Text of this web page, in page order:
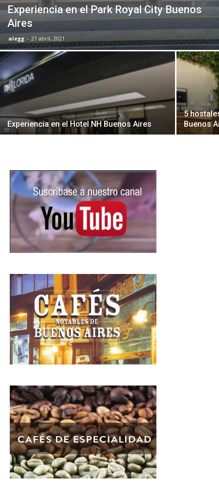
Experiencia en el Park Royal City Buenos
Aires
alegg - 21 abril, 2021
Experiencia en el Hotel NH Buenos Aires
5
Buenos